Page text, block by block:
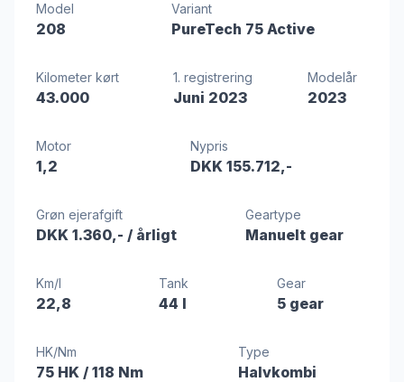
Model
208
Variant
PureTech 75 Active
Kilometer kørt
43.000
1. registrering
Juni 2023
Modelår
2023
Motor
1,2
Nypris
DKK 155.712,-
Grøn ejerafgift
DKK 1.360,- / årligt
Geartype
Manuelt gear
Km/l
22,8
Tank
44 l
Gear
5 gear
HK/Nm
75 HK / 118 Nm
Type
Halvkombi